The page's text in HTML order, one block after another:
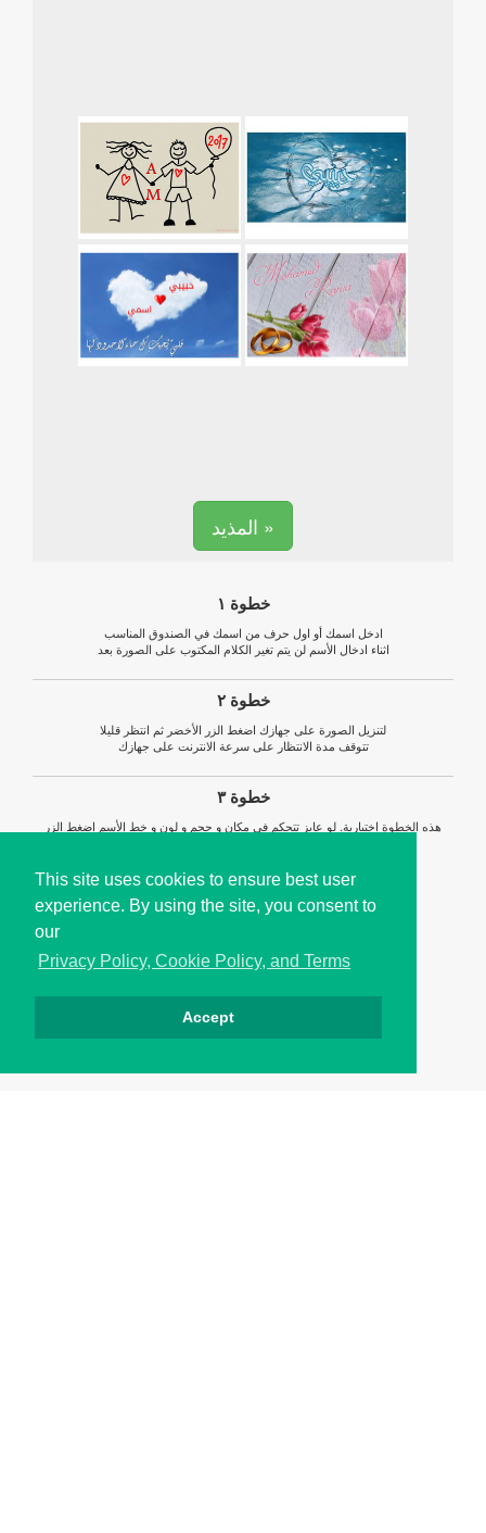
This site uses cookies to ensure best user
experience. By using the site, you consent to
our
Privacy Policy, Cookie Policy, and Terms
Accept
المذيد »
خطوة ١
ادخل اسمك أو اول حرف من اسمك في الصندوق المناسب
اثناء ادخال الأسم لن يتم تغير الكلام المكتوب على الصورة بعد
خطوة ٢
لتنزيل الصورة على جهازك اضغط الزر الأخضر ثم انتظر قليلا
تتوقف مدة الانتظار على سرعة الانترنت على جهازك
خطوة ٣
هذه الخطوة اختيارية. لو عايز تتحكم في مكان و حجم و لون و خط الأسم اضغط الزر